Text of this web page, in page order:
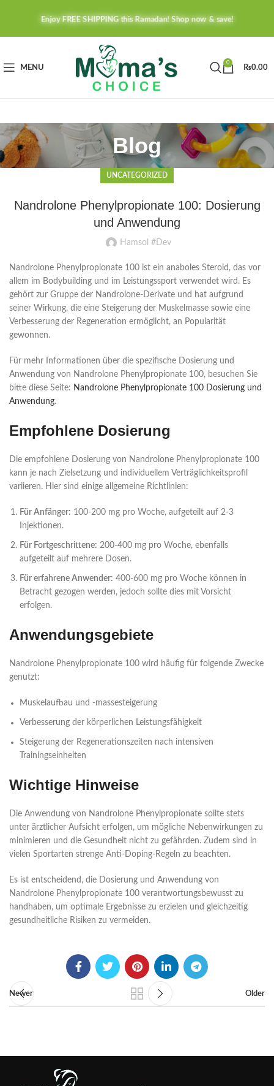
Enjoy FREE SHIPPING this Ramadan! Shop now & save!
MENU
0
₨0.00
Blog
UNCATEGORIZED
Nandrolone Phenylpropionate 100: Dosierung
und Anwendung
Hamsol #Dev
Nandrolone Phenylpropionate 100 ist ein anaboles Steroid, das vor
allem im Bodybuilding und im Leistungssport verwendet wird. Es
gehört zur Gruppe der Nandrolone-Derivate und hat aufgrund
seiner Wirkung, die eine Steigerung der Muskelmasse sowie eine
Verbesserung der Regeneration ermöglicht, an Popularität
gewonnen.
Für mehr Informationen über die spezifische Dosierung und
Anwendung von Nandrolone Phenylpropionate 100, besuchen Sie
bitte diese Seite: Nandrolone Phenylpropionate 100 Dosierung und
Anwendung.
Empfohlene Dosierung
Die empfohlene Dosierung von Nandrolone Phenylpropionate 100
kann je nach Zielsetzung und individuellem Verträglichkeitsprofil
variieren. Hier sind einige allgemeine Richtlinien:
Für Anfänger: 100-200 mg pro Woche, aufgeteilt auf 2-3
Injektionen.
Für Fortgeschrittene: 200-400 mg pro Woche, ebenfalls
aufgeteilt auf mehrere Dosen.
Für erfahrene Anwender: 400-600 mg pro Woche können in
Betracht gezogen werden, jedoch sollte dies mit Vorsicht
erfolgen.
Anwendungsgebiete
Nandrolone Phenylpropionate 100 wird häufig für folgende Zwecke
genutzt:
Muskelaufbau und -massesteigerung
Verbesserung der körperlichen Leistungsfähigkeit
Steigerung der Regenerationszeiten nach intensiven
Trainingseinheiten
Wichtige Hinweise
Die Anwendung von Nandrolone Phenylpropionate sollte stets
unter ärztlicher Aufsicht erfolgen, um mögliche Nebenwirkungen zu
minimieren und die Gesundheit nicht zu gefährden. Zudem sind in
vielen Sportarten strenge Anti-Doping-Regeln zu beachten.
Es ist entscheidend, die Dosierung und Anwendung von
Nandrolone Phenylpropionate 100 verantwortungsbewusst zu
handhaben, um optimale Ergebnisse zu erzielen und gleichzeitig
gesundheitliche Risiken zu vermeiden.
Newer Older